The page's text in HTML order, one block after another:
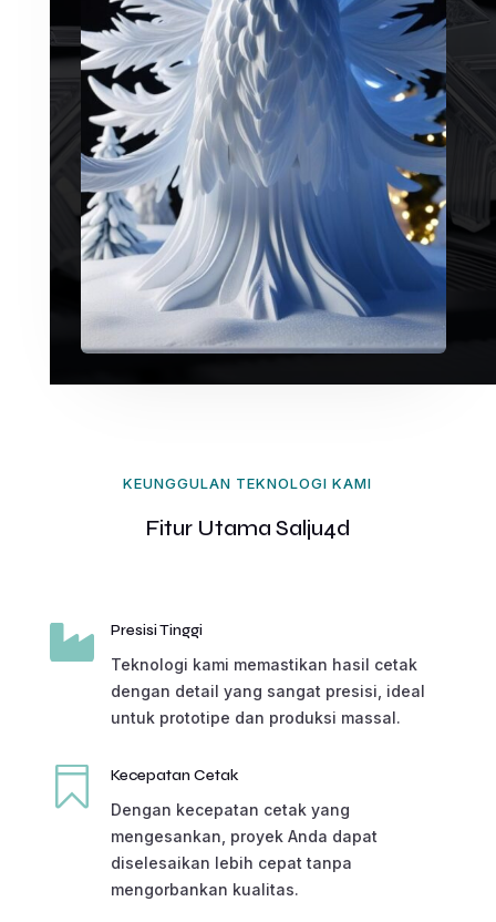
KEUNGGULAN TEKNOLOGI KAMI
Fitur Utama Salju4d

Presisi Tinggi
Teknologi kami memastikan hasil cetak
dengan detail yang sangat presisi, ideal
untuk prototipe dan produksi massal.

Kecepatan Cetak
Dengan kecepatan cetak yang
mengesankan, proyek Anda dapat
diselesaikan lebih cepat tanpa
mengorbankan kualitas.